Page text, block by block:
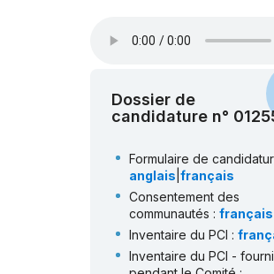
Dossier de
candidature n°
Formulaire de
anglais français
Consentement des
communautés : français
Inventaire du PCI :
Inventaire du PCI - fourni